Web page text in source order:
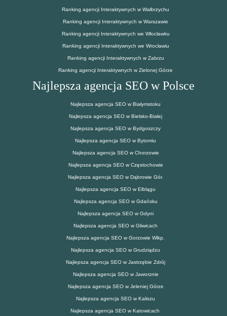
Ranking agencji Interaktywnych w Wałbrzychu
Ranking agencji Interaktywnych w Warszawie
Ranking agencji Interaktywnych we Włocławku
Ranking agencji Interaktywnych we Wrocławiu
Ranking agencji Interaktywnych w Zabrzu
Ranking agencji Interaktywnych w Zielonej Górze
Najlepsza agencja SEO w Polsce
Najlepsza agencja SEO w Białymstoku
Najlepsza agencja SEO w Bielsko-Białej
Najlepsza agencja SEO w Bydgoszczy
Najlepsza agencja SEO w Bytomiu
Najlepsza agencja SEO w Chorzowie
Najlepsza agencja SEO w Częstochowie
Najlepsza agencja SEO w Dąbrowie Gór.
Najlepsza agencja SEO w Elblągu
Najlepsza agencja SEO w Gdańsku
Najlepsza agencja SEO w Gdyni
Najlepsza agencja SEO w Gliwicach
Najlepsza agencja SEO w Gorzowie Wlkp.
Najlepsza agencja SEO w Grudziądzu
Najlepsza agencja SEO w Jastrzębie Zdrój
Najlepsza agencja SEO w Jaworznie
Najlepsza agencja SEO w Jeleniej Górze
Najlepsza agencja SEO w Kaliszu
Najlepsza agencja SEO w Katowicach